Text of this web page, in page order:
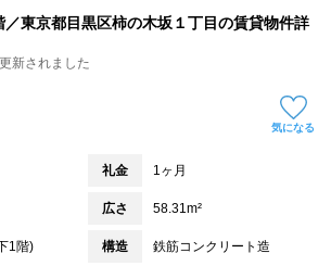
／東京都目黒区柿の木坂１丁目の賃貸物件詳
新されました
気になる
礼金 1ヶ月
広さ 58.31m²
1階) 構造 鉄筋コンクリート造